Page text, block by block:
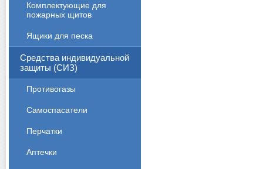
Комплектующие для
пожарных щитов
Ящики для песка
Средства индивидуальной
защиты (СИЗ)
Противогазы
Cамоспасатели
Перчатки
Аптечки